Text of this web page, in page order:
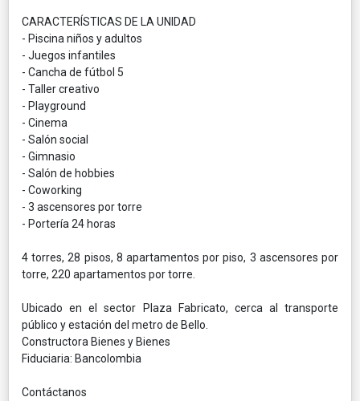
CARACTERÍSTICAS DE LA UNIDAD
- Piscina niños y adultos
- Juegos infantiles
- Cancha de fútbol 5
- Taller creativo
- Playground
- Cinema
- Salón social
- Gimnasio
- Salón de hobbies
- Coworking
- 3 ascensores por torre
- Portería 24 horas
4 torres, 28 pisos, 8 apartamentos por piso, 3 ascensores por
torre, 220 apartamentos por torre.
Ubicado en el sector Plaza Fabricato, cerca al transporte
público y estación del metro de Bello.
Constructora Bienes y Bienes
Fiduciaria: Bancolombia
Contáctanos